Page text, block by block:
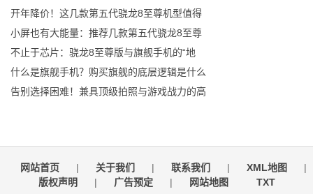
开年降价！这几款第五代骁龙8至尊机型值得
小屏也有大能量：推荐几款第五代骁龙8至尊
不止于芯片：骁龙8至尊版与旗舰手机的“地
什么是旗舰手机？购买旗舰的底层逻辑是什么
告别选择困难！兼具顶级拍照与游戏战力的高
网站首页 | 关于我们 | 联系我们 | XML地图
|
版权声明
| 广告预定 | 网站地图 TXT